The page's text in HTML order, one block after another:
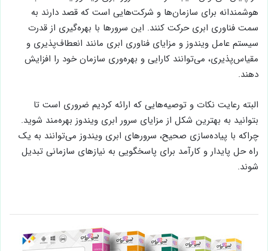
هوشمندانه برای سازمان‌ها و شرکت‌هایی است که قصد دارند به
سمت فناوری ابری حرکت کنند. این سرورها با بهره‌گیری از قدرت
سیستم‌ عامل ویندوز و مزایای فناوری ابری مانند انعطاف‌پذیری و
مقیاس‌پذیری، می‌توانند کارایی و بهره‌وری سازمان خود را افزایش
دهند.
البته رعایت نکات و توصیه‌هایی که ارائه کردیم ضروری است تا
بتوانید به بهترین شکل از مزایای سرور ابری ویندوز بهره‌مند شوید.
چراکه با پیاده‌سازی صحیح، سرورهای ابری ویندوز می‌توانند به یک
راه حل پایدار و کارآمد برای پاسخگویی به نیازهای سازمانی تبدیل
شوند.